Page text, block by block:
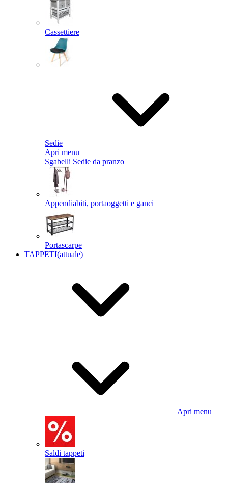
Cassettiere
Sedie
Apri menu
Sgabelli Sedie da pranzo
Appendiabiti, portaoggetti e ganci
Portascarpe
TAPPETI(attuale)
Apri menu
Saldi tappeti